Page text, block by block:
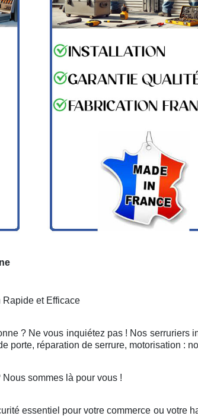
et Efficace
? Ne vous inquiétez pas ! Nos
porte, réparation de serrure, motorisation :
sommes là pour vous !
essentiel pour votre commerce ou votre